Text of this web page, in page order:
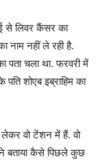
से लिवर कैंसर का
नाम नहीं ले रही है.
पता चला था. फरवरी में
शोएब इब्राहिम का
लेकर वो टेंशन में हैं. वो
बताया कैसे पिछले कुछ